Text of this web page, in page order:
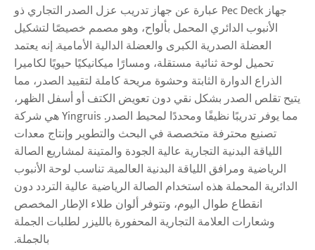
جهاز Pec Deck عبارة عن جهاز تدريب عزل الصدر التجاري ذو
الأنبوب الدائري المحمل بألواح، وهو مصمم خصيصًا لتشكيل
العضلة الصدرية الكبرى والعضلة الدالية الأمامية. إنه يعتمد
تحميل لوحة ثنائية مستقلة، ومسارًا ميكانيكيًا حيويًا لكاميرا
الذراع الدوارة الثابتة وحشوة مريحة كاملة لتقييد الصدر، مما
يتيح تقلص الصدر بشكل نقي دون تعويض الكتف أو أسفل الظهر،
مما يوفر تدريبًا نظيفًا ومحددًا لمحيط الصدر. Yingruis هي شركة
تصنيع محترفة متخصصة في البحث والتطوير وإنتاج معدات
اللياقة البدنية التجارية عالية الجودة والمتينة لمشاريع الصالة
الرياضية ومرافق اللياقة البدنية العالمية. تناسب لوحة الأنبوب
الدائرية المحملة هذه استخدام الصالة الرياضية عالية التردد دون
انقطاع طوال اليوم، وتتوفر ألوان طلاء الإطار المخصص
وشعارات العلامة التجارية المحفورة بالليزر لطلبات الجملة
بالجملة.